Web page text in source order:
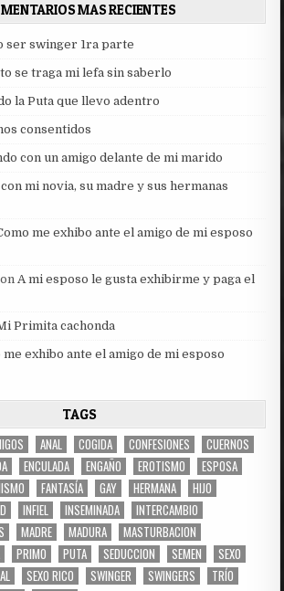
MAS RECIENTES
ser swinger 1ra parte
se traga mi lefa sin saberlo
la Puta que llevo adentro
consentidos
con un amigo delante de mi marido
mi novia, su madre y sus hermanas
me exhibo ante el amigo de mi esposo
onA mi esposo le gusta exhibirme y paga el
Primita cachonda
me exhibo ante el amigo de mi esposo
TAGS
ANAL COGIDA CONFESIONES
CUERNOS
ENCULADA ENGAÑO EROTISMO
ESPOSA
FANTASÍA GAY HERMANA
HIJO
INFIEL INSEMINADA
INTERCAMBIO
MADRE MADURA
MASTURBACION
PRIMO PUTA SEDUCCION SEMEN
SEXO
SEXO RICO SWINGER SWINGERS
TRÍO